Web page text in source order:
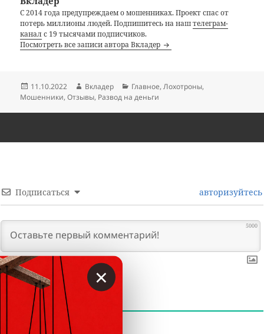
С 2014 года предупреждаем о мошенниках. Проект спас от
потерь миллионы людей. Подпишитесь на наштелеграм-
каналс 19 тысячами подписчиков.
Посмотреть все записи автора Вкладер
Опубликовано
11.10.2022 Автор
Вкладер Рубрики
Главное,Лохотроны,
Мошенники,Отзывы, Развод на деньги
Подписаться авторизуйтесь
5000
КОММЕНТАРИИ
×